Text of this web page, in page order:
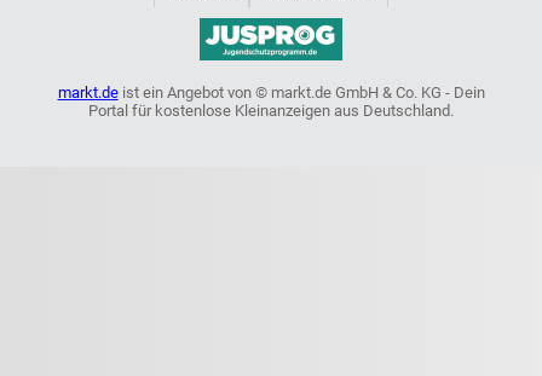
markt.deist ein Angebot von © markt.de GmbH & Co. KG - Dein
Portal für kostenlose Kleinanzeigen aus Deutschland.